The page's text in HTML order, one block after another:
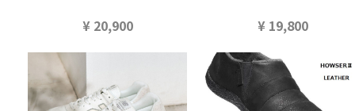
¥ 20,900 ¥ 19,800